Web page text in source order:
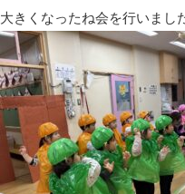
大きくなったね会を行いまし